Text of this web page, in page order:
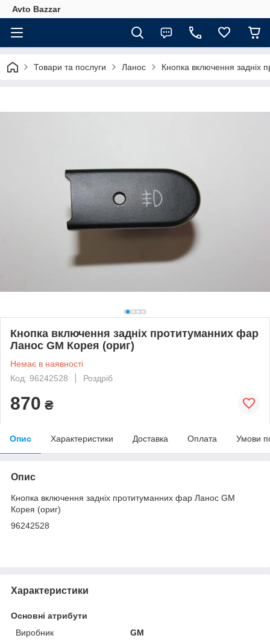
Avto Bazzar
Товари та послуги Ланос Кнопка включення задніх
Кнопка включення задніх протитуманних фар
Ланос GM Корея (ориг)
Немає в наявності
Код: 96242528
Роздріб
870 ₴
Опис Характеристики Доставка Оплата Умови
Опис
Кнопка включення задніх протитуманних фар Ланос GM
Корея (ориг)
96242528
Характеристики
Основні атрибути
Виробник
GM